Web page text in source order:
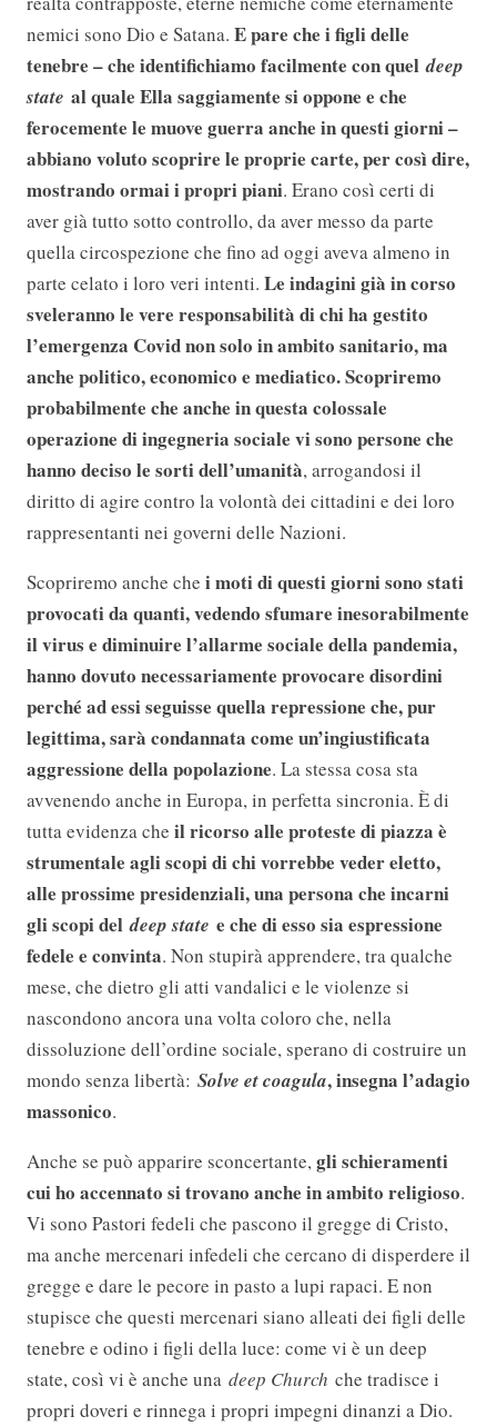
nemici sono Dio e Satana. E pare che i figli delle
tenebre – che identifichiamo facilmente con queldeep
state al quale Ella saggiamente si oppone e che
ferocemente le muove guerra anche in questi giorni –
abbiano voluto scoprire le proprie carte, per così dire,
mostrando ormai i propri piani. Erano così certi di
aver già tutto sotto controllo, da aver messo da parte
quella circospezione che fino ad oggi aveva almeno in
parte celato i loro veri intenti. Le indagini già in corso
sveleranno le vere responsabilità di chi ha gestito
l’emergenza Covid non solo in ambito sanitario, ma
anche politico, economico e mediatico. Scopriremo
probabilmente che anche in questa colossale
operazione di ingegneria sociale vi sono persone che
hanno deciso le sorti dell’umanità, arrogandosi il
diritto di agire contro la volontà dei cittadini e dei loro
rappresentanti nei governi delle Nazioni.
Scopriremo anche che i moti di questi giorni sono stati
provocati da quanti, vedendo sfumare inesorabilmente
il virus e diminuire l’allarme sociale della pandemia,
hanno dovuto necessariamente provocare disordini
perché ad essi seguisse quella repressione che, pur
legittima, sarà condannata come un’ingiustificata
aggressione della popolazione. La stessa cosa sta
avvenendo anche in Europa, in perfetta sincronia. È di
tutta evidenza che il ricorso alle proteste di piazza è
strumentale agli scopi di chi vorrebbe veder eletto,
alle prossime presidenziali, una persona che incarni
gli scopi deldeep state e che di esso sia espressione
fedele e convinta. Non stupirà apprendere, tra qualche
mese, che dietro gli atti vandalici e le violenze si
nascondono ancora una volta coloro che, nella
dissoluzione dell’ordine sociale, sperano di costruire un
mondo senza libertà: Solve et coagula, insegna l’adagio
massonico.
Anche se può apparire sconcertante,gli schieramenti
cui ho accennato si trovano anche in ambito religioso.
Vi sono Pastori fedeli che pascono il gregge di Cristo,
ma anche mercenari infedeli che cercano di disperdere il
gregge e dare le pecore in pasto a lupi rapaci. E non
stupisce che questi mercenari siano alleati dei figli delle
tenebre e odino i figli della luce: come vi è un deep
state, così vi è anche una deep Church che tradisce i
propri doveri e rinnega i propri impegni dinanzi a Dio.